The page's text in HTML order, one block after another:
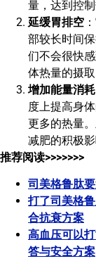
量，达到控
延缓胃排空
部较长时间
们不会很快
体热量的摄取
增加能量消耗
度上提高身
更多的热量
减肥的积极
推荐阅读>>>>>>>
司美格鲁肽
打了司美格
合抗衰方案
高血压可以
答与安全方案